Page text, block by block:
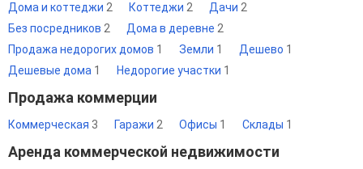
Дома и коттеджи 2 Коттеджи 2 Дачи 2
Без посредников 2 Дома в деревне 2
Продажа недорогих домов 1 Земли 1 Дешево 1
Дешевые дома 1 Недорогие участки 1
Продажа коммерции
Коммерческая 3 Гаражи 2 Офисы 1 Склады 1
Аренда коммерческой недвижимости